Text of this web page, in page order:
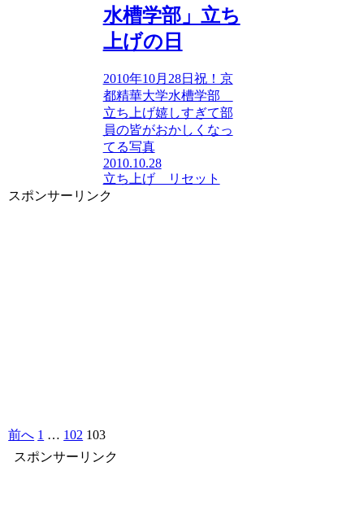
水槽学部」立ち
上げの日
2010年10月28日祝！京
都精華大学水槽学部
立ち上げ嬉しすぎて部
員の皆がおかしくなっ
てる写真
2010.10.28
立ち上げ リセット
スポンサーリンク
前へ 1 … 102 103
スポンサーリンク